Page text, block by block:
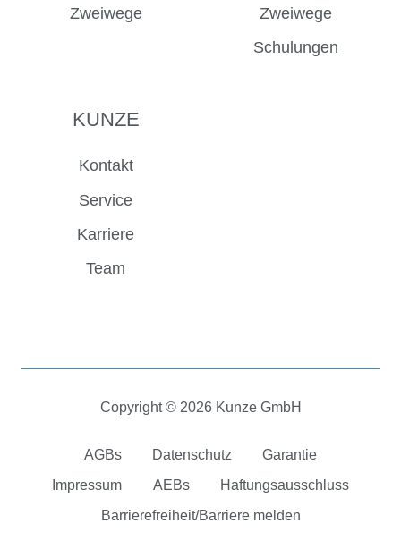
Zweiwege
Zweiwege
Schulungen
KUNZE
Kontakt
Service
Karriere
Team
Copyright © 2026 Kunze GmbH
AGBs Datenschutz
Garantie
Impressum
AEBs
Haftungsausschluss
Barrierefreiheit/Barriere melden